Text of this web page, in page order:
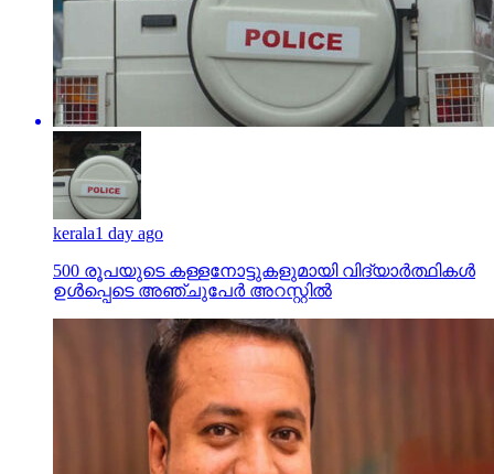
kerala1 day ago
500 രൂപയുടെ കള്ളനോട്ടുകളുമായി വിദ്യാര്‍ത്ഥികള്‍